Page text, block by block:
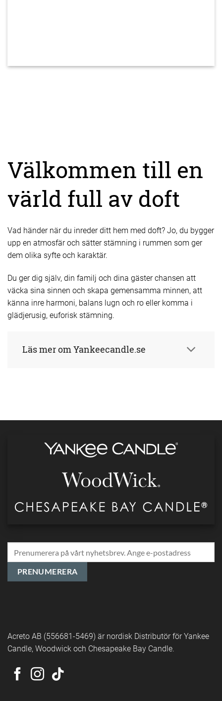
Välkommen till en
värld full av doft
Vad händer när du inreder ditt hem med doft? Jo, du bygger
upp en atmosfär och sätter stämning i rummen som ger
dem olika syfte och karaktär.
Du ger dig själv, din familj och dina gäster chansen att
väcka sina sinnen och skapa gemensamma minnen, att
känna inre harmoni, balans lugn och ro eller komma i
glädjerusig, euforisk stämning.
Läs mer om Yankeecandle.se
Acreto AB (556681-5469) är nordisk Distributör för Yankee
Candle, Woodwick och Chesapeake Bay Candle.